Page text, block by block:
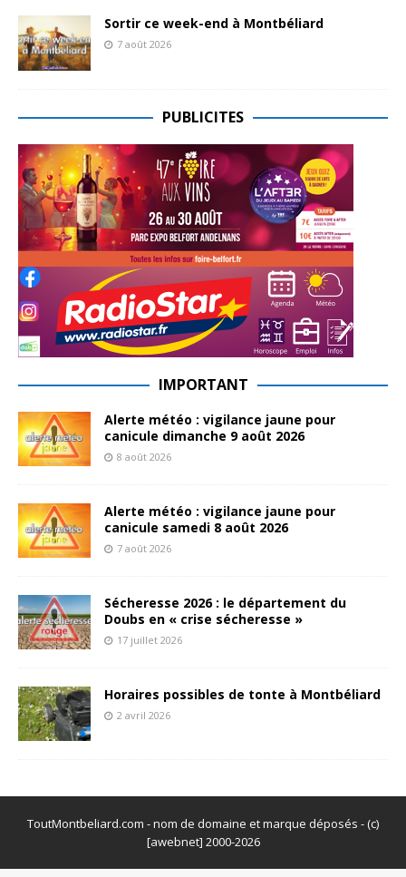
Sortir ce week-end à Montbéliard
7 août 2026
PUBLICITES
IMPORTANT
Alerte météo : vigilance jaune pour
canicule dimanche 9 août 2026
8 août 2026
Alerte météo : vigilance jaune pour
canicule samedi 8 août 2026
7 août 2026
Sécheresse 2026 : le département du
Doubs en « crise sécheresse »
17 juillet 2026
Horaires possibles de tonte à Montbéliard
2 avril 2026
ToutMontbeliard.com - nom de domaine et marque déposés - (c)
[awebnet] 2000-2026